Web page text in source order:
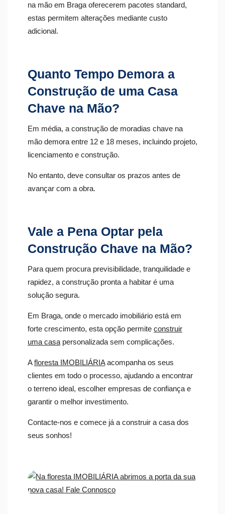
na mão em Braga oferecerem pacotes standard,
estas permitem alterações mediante custo
adicional.
Quanto Tempo Demora a
Construção de uma Casa
Chave na Mão?
Em média, a construção de moradias chave na
mão demora entre 12 e 18 meses, incluindo projeto,
licenciamento e construção.
No entanto, deve consultar os prazos antes de
avançar com a obra.
Vale a Pena Optar pela
Construção Chave na Mão?
Para quem procura previsibilidade, tranquilidade e
rapidez, a construção pronta a habitar é uma
solução segura.
Em Braga, onde o mercado imobiliário está em
forte crescimento, esta opção permite construir
uma casa personalizada sem complicações.
Afloresta IMOBILIÁRIAacompanha os seus
clientes em todo o processo, ajudando a encontrar
o terreno ideal, escolher empresas de confiança e
garantir o melhor investimento.
Contacte-nos e comece já a construir a casa dos
seus sonhos!